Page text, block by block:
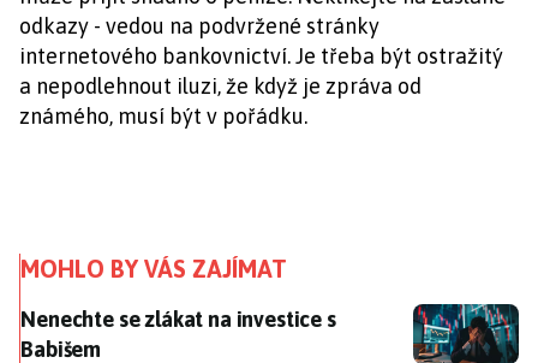
odkazy - vedou na podvržené stránky
internetového bankovnictví. Je třeba být ostražitý
a nepodlehnout iluzi, že když je zpráva od
známého, musí být v pořádku.
MOHLO BY VÁS ZAJÍMAT
Nenechte se zlákat na investice s Babišem
Nenechte se zlákat na investice s
Babišem